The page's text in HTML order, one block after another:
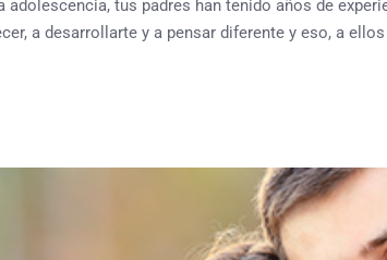
adolescencia, tus padres han tenido años de
a desarrollarte y a pensar diferente y eso, a